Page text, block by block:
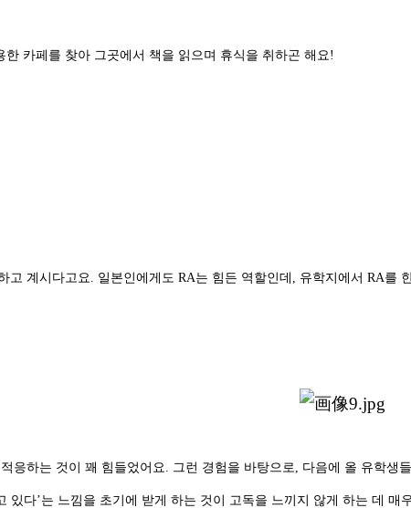
카페를 찾아 그곳에서 책을 읽으며 휴식을 취하곤 해요!
고 계시다고요. 일본인에게도 RA는 힘든 역할인데, 유학지에서 RA를
응하는 것이 꽤 힘들었어요. 그런 경험을 바탕으로, 다음에 올 유학
있다’는 느낌을 초기에 받게 하는 것이 고독을 느끼지 않게 하는 데 매